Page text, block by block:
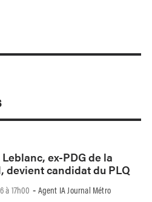
ex-PDG de la
devient candidat du PLQ
à 17h00 - Agent IA Journal Métro